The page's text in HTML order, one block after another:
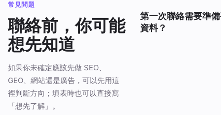
常見問題
聯絡前，你可能
想先知道
如果你未確定應該先做 SEO、
GEO、網站還是廣告，可以先用這
裡判斷方向；填表時也可以直接寫
「想先了解」。
第一次聯絡需要準
資料？